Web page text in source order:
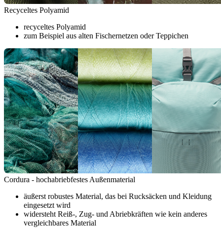
Recyceltes Polyamid
recyceltes Polyamid
zum Beispiel aus alten Fischernetzen oder Teppichen
Cordura - hochabriebfestes Außenmaterial
äußerst robustes Material, das bei Rucksäcken und Kleidung
eingesetzt wird
widersteht Reiß-, Zug- und Abriebkräften wie kein anderes
vergleichbares Material